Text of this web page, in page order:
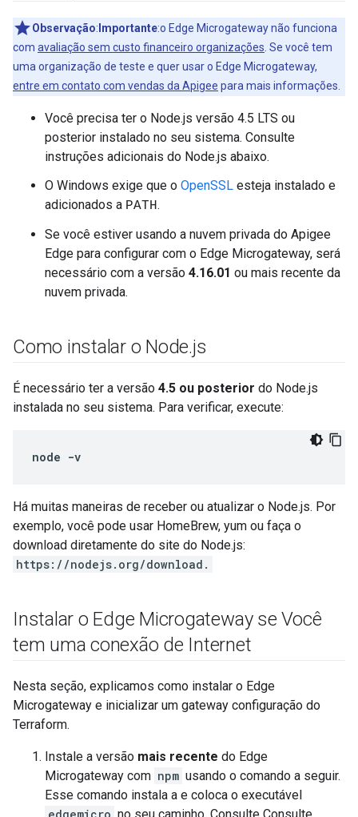
Observação: Importante:o Edge Microgateway não funciona
com avaliação sem custo financeiro organizações . Se você tem
uma organização de teste e quer usar o Edge Microgateway,
entre em contato com vendas da Apigee para mais informações.
Você precisa ter o Node.js versão 4.5 LTS ou
posterior instalado no seu sistema. Consulte
instruções adicionais do Node.js abaixo.
O Windows exige que o OpenSSL esteja instalado e
adicionados a PATH.
Se você estiver usando a nuvem privada do Apigee
Edge para configurar com o Edge Microgateway, será
necessário com a versão 4.16.01 ou mais recente da
nuvem privada.
Como instalar o Node.js
É necessário ter a versão 4.5 ou posterior do Node.js
instalada no seu sistema. Para verificar, execute:
node -v
Há muitas maneiras de receber ou atualizar o Node.js. Por
exemplo, você pode usar HomeBrew, yum ou faça o
download diretamente do site do Node.js:
https://nodejs.org/download.
Instalar o Edge Microgateway se Você
tem uma conexão de Internet
Nesta seção, explicamos como instalar o Edge
Microgateway e inicializar um gateway configuração do
Terraform.
Instale a versão mais recente do Edge
Microgateway com npm usando o comando a seguir.
Esse comando instala a e coloca o executável